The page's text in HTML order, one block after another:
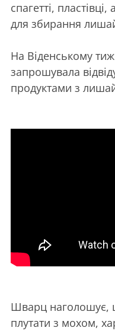
спагетті,
для збирання
На Віденському
запрошувала
продуктами з
Шварц наголошує,
плутати з мохом,